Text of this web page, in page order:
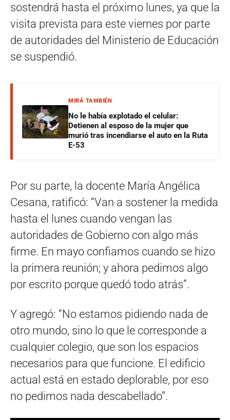
sostendrá hasta el próximo lunes, ya que la
visita prevista para este viernes por parte
de autoridades del Ministerio de Educación
se suspendió.
MIRÁ TAMBIÉN
No le había explotado el celular:
Detienen al esposo de la mujer que
murió tras incendiarse el auto en la Ruta
E-53
Por su parte, la docente María Angélica
Cesana, ratificó: “Van a sostener la medida
hasta el lunes cuando vengan las
autoridades de Gobierno con algo más
firme. En mayo confiamos cuando se hizo
la primera reunión; y ahora pedimos algo
por escrito porque quedó todo atrás”.
Y agregó: “No estamos pidiendo nada de
otro mundo, sino lo que le corresponde a
cualquier colegio, que son los espacios
necesarios para que funcione. El edificio
actual está en estado deplorable, por eso
no pedimos nada descabellado”.